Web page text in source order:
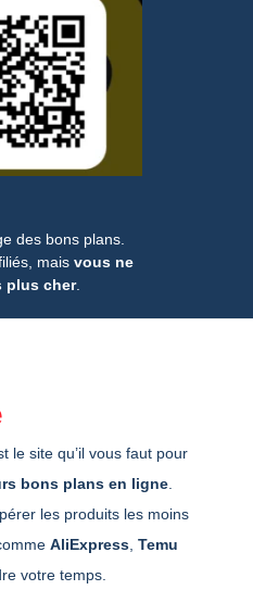
des bons plans.
maisvous ne
plus cher.
le site qu’il vous faut pour
bons plans en ligne
les produits les moins
AliExpress ,Temu
votre temps.